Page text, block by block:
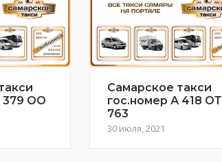
379 ОО
Самарское такси
гос.номер А 418 ОТ
763
30 июля, 2021